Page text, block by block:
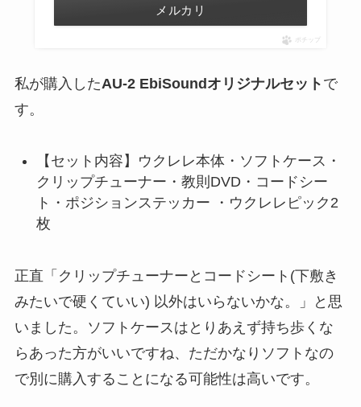
メルカリ
ポチップ
私が購入したAU-2 EbiSoundオリジナルセット で
す。
【セット内容】ウクレレ本体・ソフトケース・
クリップチューナー・教則DVD・コードシー
ト・ポジションステッカー ・ウクレレピック2
枚
正直「クリップチューナーとコードシート(下敷き
みたいで硬くていい) 以外はいらないかな。」と思
いました。ソフトケースはとりあえず持ち歩くな
らあった方がいいですね、ただかなりソフトなの
で別に購入することになる可能性は高いです。